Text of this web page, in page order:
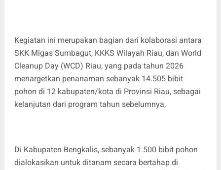
Kegiatan ini merupakan bagian dari kolaborasi antara
SKK Migas Sumbagut, KKKS Wilayah Riau, dan World
Cleanup Day (WCD) Riau, yang pada tahun 2026
menargetkan penanaman sebanyak 14.505 bibit
pohon di 12 kabupaten/kota di Provinsi Riau, sebagai
kelanjutan dari program tahun sebelumnya.
Di Kabupaten Bengkalis, sebanyak 1.500 bibit pohon
dialokasikan untuk ditanam secara bertahap di